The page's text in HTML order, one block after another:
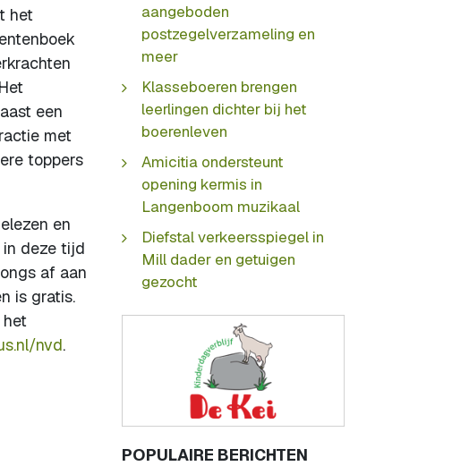
het
een
met
toppers
en
in deze tijd
af aan
is gratis.
het
nvd.
aangeboden
postzegelverzameling en
meer
Klasseboeren brengen
leerlingen dichter bij het
boerenleven
Amicitia ondersteunt
opening kermis in
Langenboom muzikaal
Diefstal verkeersspiegel in
Mill dader en getuigen
gezocht
POPULAIRE BERICHTEN